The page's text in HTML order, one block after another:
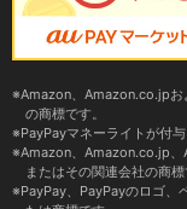
Amazon、Amazon.co.jpお
の商標です。
PayPayマネーライトが付
Amazon、Amazon.co.jp、
またはその関連会社の商標
PayPay、PayPayのロゴ、